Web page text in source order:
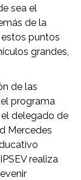
sea el
de la
puntos
grandes,
de las
programa
el delegado de
Mercedes
realiza